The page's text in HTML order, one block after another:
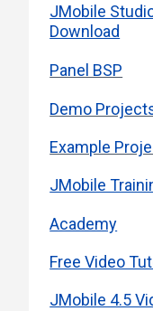
JMobile
Download
Panel BSP
Demo
Example
JMobile
Academy
Free Video
JMobile 4.5